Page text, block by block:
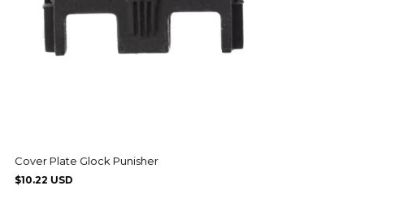
Cover Plate Glock Punisher
$10.22 USD